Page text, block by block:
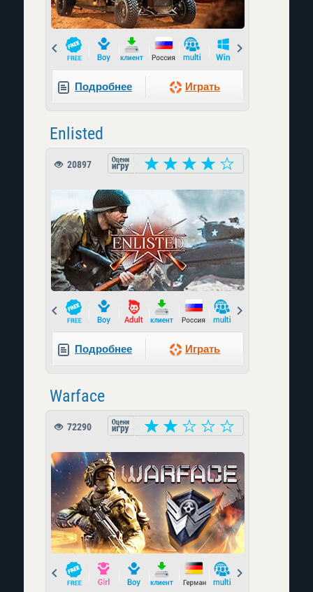
Prev
Подробнее Играть
Enlisted
20897
Prev
Подробнее Играть
Warface
72290
Prev